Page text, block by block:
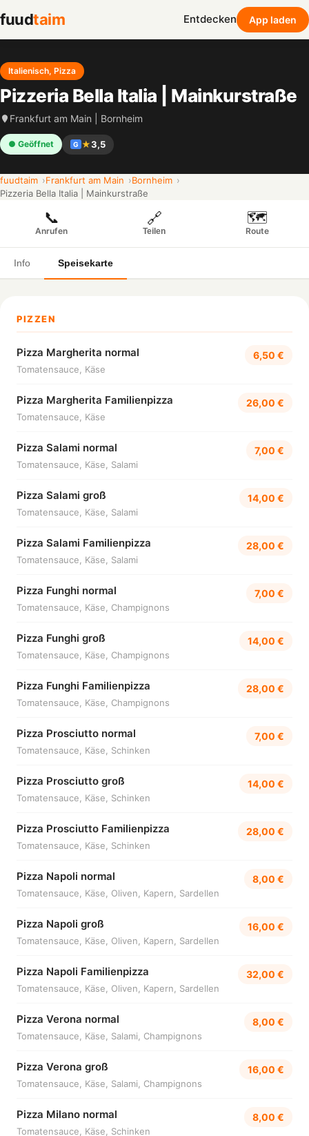
fuudtaim Entdecken App laden
Italienisch, Pizza
Pizzeria Bella Italia | Mainkurstraße
Frankfurt am Main | Bornheim
● Geöffnet G ★3,5
fuudtaim Frankfurt am Main
Bornheim
Pizzeria Bella Italia | Mainkurstraße
📞
Anrufen
🔗
Teilen
🗺️
Route
Info Speisekarte
PIZZEN
Pizza Margherita normal
Tomatensauce, Käse
6,50 €
Pizza Margherita Familienpizza
Tomatensauce, Käse
26,00 €
Pizza Salami normal
Tomatensauce, Käse, Salami
7,00 €
Pizza Salami groß
Tomatensauce, Käse, Salami
14,00 €
Pizza Salami Familienpizza
Tomatensauce, Käse, Salami
28,00 €
Pizza Funghi normal
Tomatensauce, Käse, Champignons
7,00 €
Pizza Funghi groß
Tomatensauce, Käse, Champignons
14,00 €
Pizza Funghi Familienpizza
Tomatensauce, Käse, Champignons
28,00 €
Pizza Prosciutto normal
Tomatensauce, Käse, Schinken
7,00 €
Pizza Prosciutto groß
Tomatensauce, Käse, Schinken
14,00 €
Pizza Prosciutto Familienpizza
Tomatensauce, Käse, Schinken
28,00 €
Pizza Napoli normal
Tomatensauce, Käse, Oliven, Kapern, Sardellen
8,00 €
Pizza Napoli groß
Tomatensauce, Käse, Oliven, Kapern, Sardellen
16,00 €
Pizza Napoli Familienpizza
Tomatensauce, Käse, Oliven, Kapern, Sardellen
32,00 €
Pizza Verona normal
Tomatensauce, Käse, Salami, Champignons
8,00 €
Pizza Verona groß
Tomatensauce, Käse, Salami, Champignons
16,00 €
Pizza Milano normal
Tomatensauce, Käse, Schinken
8,00 €